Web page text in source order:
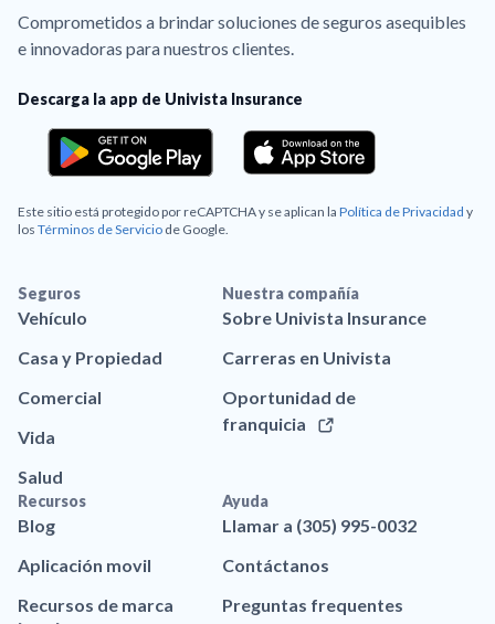
Comprometidos a brindar soluciones de seguros asequibles
e innovadoras para nuestros clientes.
Descarga la app de Univista Insurance
Este sitio está protegido por reCAPTCHA y se aplican la Política de Privacidad y
los Términos de Servicio de Google.
Seguros
Vehículo
Casa y Propiedad
Comercial
Vida
Salud
Nuestra compañía
Sobre Univista Insurance
Carreras en Univista
Oportunidad de
franquicia
Recursos
Blog
Aplicación movil
Recursos de marca
Ayuda
Llamar a (305) 995-0032
Contáctanos
Preguntas frequentes